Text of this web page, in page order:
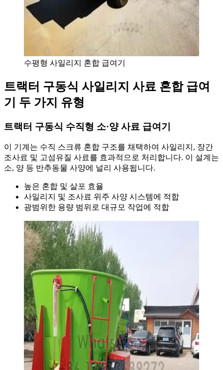
수평형 사일리지 혼합 급여기
트랙터 구동식 사일리지 사료 혼합 급여
기 두 가지 유형
트랙터 구동식 수직형 소·양 사료 급여기
이 기계는 수직 스크류 혼합 구조를 채택하여 사일리지, 장간
조사료 및 고섬유질 사료를 효과적으로 처리합니다. 이 설계는
소, 양 등 반추동물 사양에 널리 사용됩니다.
높은 혼합 및 살포 효율
사일리지 및 조사료 위주 사양 시스템에 적합
광범위한 용량 범위로 대규모 작업에 적합